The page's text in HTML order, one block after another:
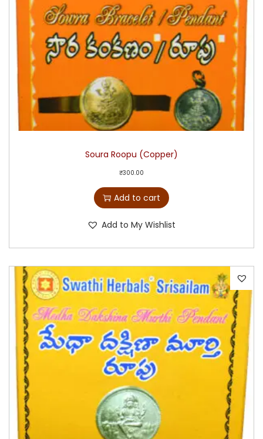
Soura Roopu (Copper)
₹300.00
Add to cart
Add to My Wishlist